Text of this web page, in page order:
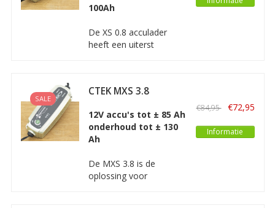
100Ah
De XS 0.8 acculader
heeft een uiterst
12V accu’s
ATV’s en gazonmaaiers).
De XS 0.8 is de kleinste
12V lader van CTEK.
SALE
CTEK MXS 3.8
12V accu's tot ± 85 Ah
onderhoud tot ± 130
Ah
De MXS 3.8 is de
oplossing voor
€84,95 €72,95
Informatie